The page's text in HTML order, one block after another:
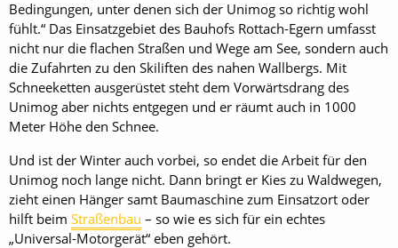
Bedingungen, unter denen sich der Unimog so richtig wohl
fühlt.“ Das Einsatzgebiet des Bauhofs Rottach-Egern umfasst
nicht nur die flachen Straßen und Wege am See, sondern auch
die Zufahrten zu den Skiliften des nahen Wallbergs. Mit
Schneeketten ausgerüstet steht dem Vorwärtsdrang des
Unimog aber nichts entgegen und er räumt auch in 1000
Meter Höhe den Schnee.
Und ist der Winter auch vorbei, so endet die Arbeit für den
Unimog noch lange nicht. Dann bringt er Kies zu Waldwegen,
zieht einen Hänger samt Baumaschine zum Einsatzort oder
hilft beim Straßenbau – so wie es sich für ein echtes
„Universal-Motorgerät“ eben gehört.